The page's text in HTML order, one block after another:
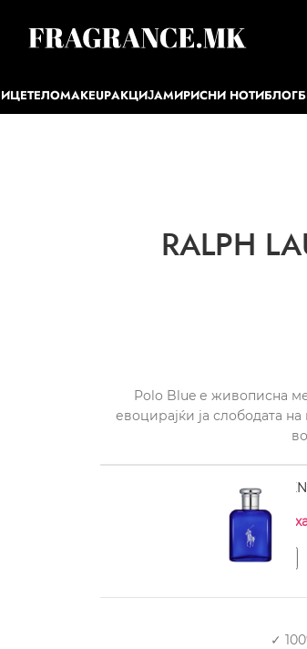
ТЕЛОMAKEUPАКЦИЈАМИРИСНИ НОТИБЛОГ
RALPH
Polo Blue е живописна
евоцирајќи ја слободата
RALPH
Нема на
✓